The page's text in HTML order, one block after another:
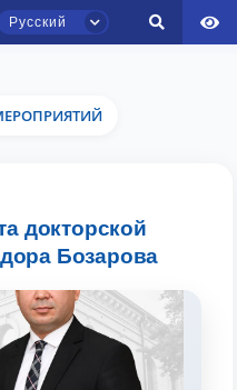
Русский
докторской
Бозарова
в чат
по